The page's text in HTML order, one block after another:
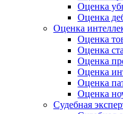
Оценка
Оценка
Оценка
Оценка
Оценка
Оценка
Оценка
Оценка
Оценка
Судебная